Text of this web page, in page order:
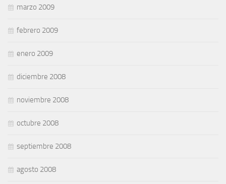
marzo 2009
febrero 2009
enero 2009
diciembre 2008
noviembre 2008
octubre 2008
septiembre 2008
agosto 2008